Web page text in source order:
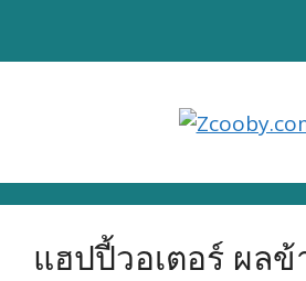
แฮปปี้วอเตอร์ ผลข้